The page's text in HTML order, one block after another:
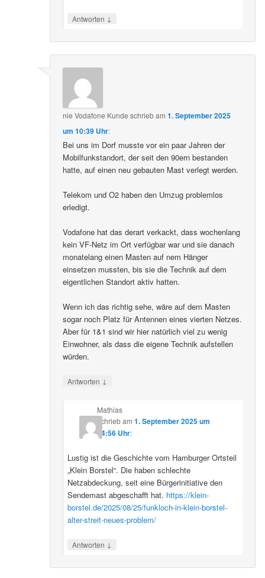
Antworten ↓
nie Vodafone Kunde schriebam1. September 2025
um 10:39 Uhr:
Bei uns im Dorf musste vor ein paar Jahren der
Mobilfunkstandort, der seit den 90ern bestanden
hatte, auf einen neu gebauten Mast verlegt werden.
Telekom und O2 haben den Umzug problemlos
erledigt.
Vodafone hat das derart verkackt, dass wochenlang
kein VF-Netz im Ort verfügbar war und sie danach
monatelang einen Masten auf nem Hänger
einsetzen mussten, bis sie die Technik auf dem
eigentlichen Standort aktiv hatten.
Wenn ich das richtig sehe, wäre auf dem Masten
sogar noch Platz für Antennen eines vierten Netzes.
Aber für 1&1 sind wir hier natürlich viel zu wenig
Einwohner, als dass die eigene Technik aufstellen
würden.
Antworten ↓
Mathias
schriebam 1. September 2025 um
14:56 Uhr:
Lustig ist die Geschichte vom Hamburger Ortsteil
„Klein Borstel“. Die haben schlechte
Netzabdeckung, seit eine Bürgerinitiative den
Sendemast abgeschafft hat. https://klein-
borstel.de/2025/08/25/funkloch-in-klein-borstel-
alter-streit-neues-problem/
Antworten ↓